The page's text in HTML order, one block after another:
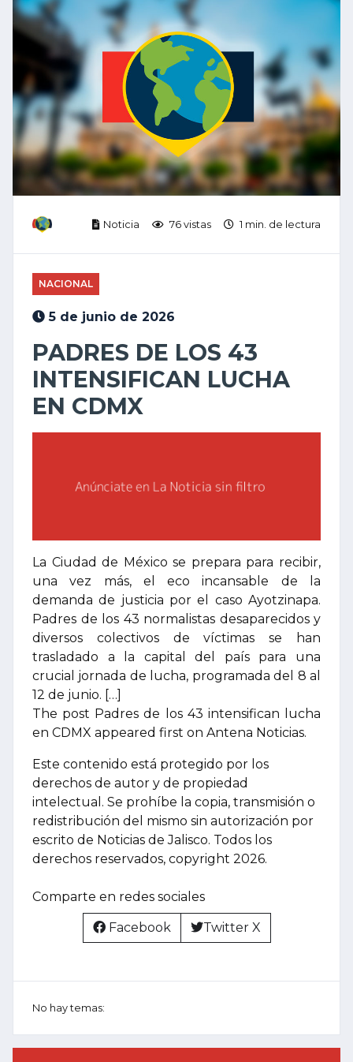
Noticia 76 vistas 1 min. de lectura
NACIONAL
5 de junio de 2026
PADRES DE LOS 43
INTENSIFICAN LUCHA
EN CDMX
La Ciudad de México se prepara para recibir,
una vez más, el eco incansable de la
demanda de justicia por el caso Ayotzinapa.
Padres de los 43 normalistas desaparecidos y
diversos colectivos de víctimas se han
trasladado a la capital del país para una
crucial jornada de lucha, programada del 8 al
12 de junio. […]
The post Padres de los 43 intensifican lucha
en CDMX appeared first on Antena Noticias.
Este contenido está protegido por los
derechos de autor y de propiedad
intelectual. Se prohíbe la copia, transmisión o
redistribución del mismo sin autorización por
escrito de Noticias de Jalisco. Todos los
derechos reservados, copyright 2026.
Comparte en redes sociales
Facebook Twitter X
No hay temas: